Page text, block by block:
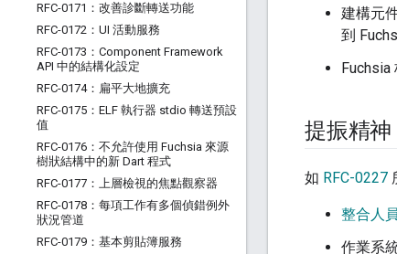
RFC-0171：改善診斷轉送功能
RFC-0172：UI 活動服務
RFC-0173：Component Framework
API 中的結構化設定
RFC-0174：扁平大地擴充
RFC-0175：ELF 執行器 stdio 轉送預設
值
RFC-0176：不允許使用 Fuchsia 來源
樹狀結構中的新 Dart 程式
RFC-0177：上層檢視的焦點觀察器
RFC-0178：每項工作有多個偵錯例外
狀況管道
RFC-0179：基本剪貼簿服務
建構元
到
Fuchsia
提振精神
如 RFC-0227
整合人
作業系